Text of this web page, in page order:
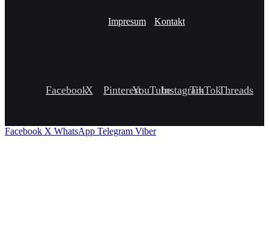
Impresum Kontakt
FacebookX PinterestYouTubeInstagramTikTokThreads
Facebook X WhatsApp Telegram Viber